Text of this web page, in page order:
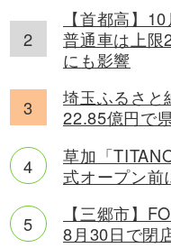
【首都高】
普通車は上限
にも影響
埼玉ふるさと
22.85億円で
草加「
式オープン前
【三郷市】
8月30日で閉